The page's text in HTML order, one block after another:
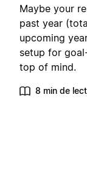
Maybe your
past year
upcoming
setup for
top of mind.
8 min de